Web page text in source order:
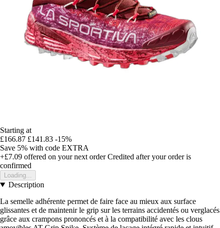
Starting at
£166.87 £141.83 -15%
Save 5% with code EXTRA
+£7.09 offered on your next order Credited after your order is
confirmed
Loading...
Description
La semelle adhérente permet de faire face au mieux aux surface
glissantes et de maintenir le grip sur les terrains accidentés ou verglacés
grâce aux crampons prononcés et à la compatibilité avec les clous